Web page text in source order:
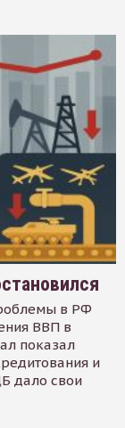
в РФ
ВВП в
показал
и
дало свои